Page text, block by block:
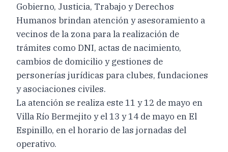
Gobierno, Justicia, Trabajo y Derechos
Humanos brindan atención y asesoramiento a
vecinos de la zona para la realización de
trámites como DNI, actas de nacimiento,
cambios de domicilio y gestiones de
personerías jurídicas para clubes, fundaciones
y asociaciones civiles.
La atención se realiza este 11 y 12 de mayo en
Villa Río Bermejito y el 13 y 14 de mayo en El
Espinillo, en el horario de las jornadas del
operativo.